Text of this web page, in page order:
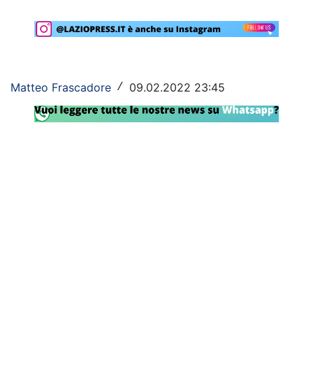
Lazio Women
Social
Matteo Frascadore / 09.02.2022 23:45